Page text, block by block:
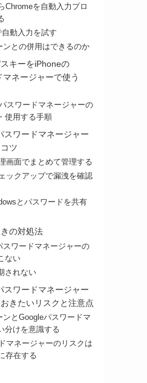
Chromeを自動入力プロ
動入力を試す
ンとの併用はできるのか
キーをiPhoneの
ネージャーで使う
スワードマネージャーの
使用する手順
スワードマネージャー
ツ
画面でまとめて管理する
ックアップで漏洩を確認
とパスワードを共有
の対処法
スワードマネージャーの
ない
されない
スワードマネージャー
きたいリスクと注意点
ンとGoogleパスワードマ
分けを意識する
マネージャーのリスクは
存在する